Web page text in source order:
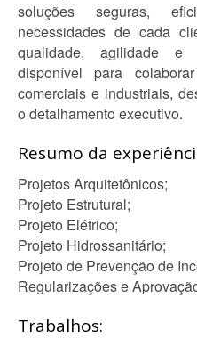
soluções seguras,
necessidades de cada
qualidade, agilidade e
disponível para
comerciais e industriais,
o detalhamento executivo.
Resumo da
Projetos Arquitetônicos;
Projeto Estrutural;
Projeto Elétrico;
Projeto Hidrossanitário;
Projeto de Prevenção de
Regularizações e
Trabalhos: